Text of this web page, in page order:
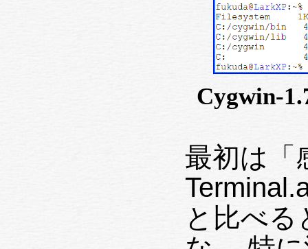
Cygwin-
最初は「
と比べ